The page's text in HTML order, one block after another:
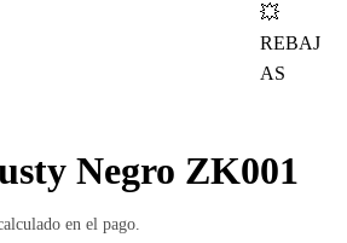
💥
REBAJ
AS
Negro ZK001
en el pago.